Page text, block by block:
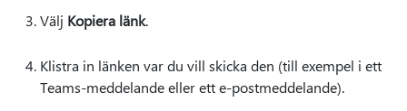
Välj Kopiera länk.
Klistra in länken var du vill skicka den (till exempel i ett
Teams-meddelande eller ett e-postmeddelande).